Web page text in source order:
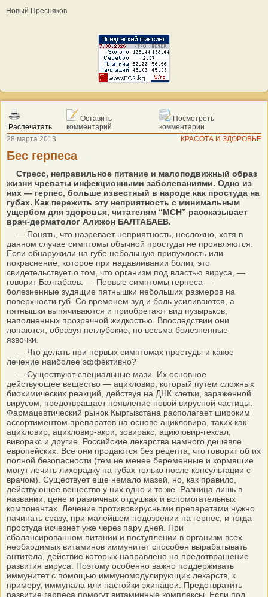
Новый Пресняков
Распечатать
Оставить
комментарий
Посмотреть
комментарии
28 марта 2013
КРАСОТА И ЗДОРОВЬЕ
Бес герпеса
Стресс, неправильное питание и малоподвижный образ
жизни чреваты инфекционными заболеваниями. Одно из
них — герпес, больше известный в народе как простуда на
губах. Как пережить эту неприятность с минимальным
ущербом для здоровья, читателям “МСН” рассказывает
врач-дерматолог Алижон БАЛТАБАЕВ.
— Понять, что назревает неприятность, несложно, хотя в
данном случае симптомы обычной простуды не проявляются.
Если обнаружили на губе небольшую припухлость или
покраснение, которое при надавливании болит, это
свидетельствует о том, что организм под властью вируса, —
говорит Балтабаев. — Первые симптомы герпеса —
болезненные зудящие пятнышки небольших размеров на
поверхности губ. Со временем зуд и боль усиливаются, а
пятнышки выпячиваются и приобретают вид пузырьков,
наполненных прозрачной жидкостью. Впоследствии они
лопаются, образуя неглубокие, но весьма болезненные
язвочки.
— Что делать при первых симптомах простуды и какое
лечение наиболее эффективно?
— Существуют специальные мази. Их основное
действующее вещество — ацикловир, который путем сложных
биохимических реакций, действуя на ДНК клетки, зараженной
вирусом, предотвращает появление новой вирусной частицы.
Фармацевтический рынок Кыргызстана располагает широким
ассортиментом препаратов на основе ацикловира, таких как
ацикловир, ацикловир-акри, зовиракс, ацикловир-гексал,
виворакс и другие. Российские лекарства намного дешевле
европейских. Все они продаются без рецепта, что говорит об их
полной безопасности (тем не менее беременные и кормящие
могут лечить лихорадку на губах только после консультации с
врачом). Существует еще немало мазей, но, как правило,
действующее вещество у них одно и то же. Разница лишь в
названии, цене и различных отдушках и вспомогательных
компонентах. Лечение противовирусными препаратами нужно
начинать сразу, при малейшем подозрении на герпес, и тогда
простуда исчезнет уже через пару дней. При
сбалансированном питании и поступлении в организм всех
необходимых витаминов иммунитет способен вырабатывать
антитела, действие которых направлено на предотвращение
развития вируса. Поэтому особенно важно поддерживать
иммунитет с помощью иммуномодулирующих лекарств, к
примеру, иммунала или настойки эхинацеи. Предотвратить
развитие герпеса помогут витаминные комплексы. Если под